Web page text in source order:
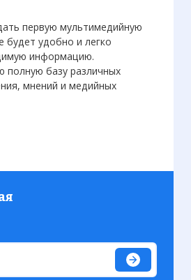
первую мультимедийную
будет удобно и легко
информацию.
базу различных
мнений и медийных